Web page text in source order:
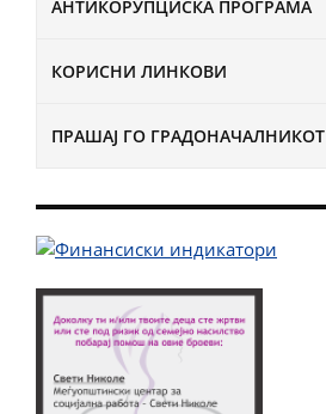
АНТИКОРУПЦИСКА ПРОГРАМА
КОРИСНИ ЛИНКОВИ
ПРАШАЈ ГО ГРАДОНАЧАЛНИКОТ